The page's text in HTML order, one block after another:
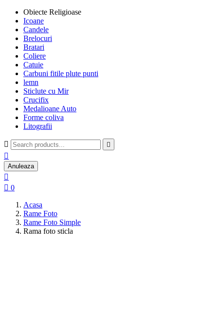
Obiecte Religioase
Icoane
Candele
Brelocuri
Bratari
Coliere
Catuie
Carbuni fitile plute punti
lemn
Sticlute cu Mir
Crucifix
Medalioane Auto
Forme coliva
Litografii
 

Anuleaza

 0
Acasa
Rame Foto
Rame Foto Simple
Rama foto sticla